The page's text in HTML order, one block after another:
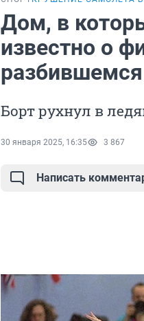
Дом, в
известно о
Борт рухнул в
30 января 2025, 16:35 3 867
Написать